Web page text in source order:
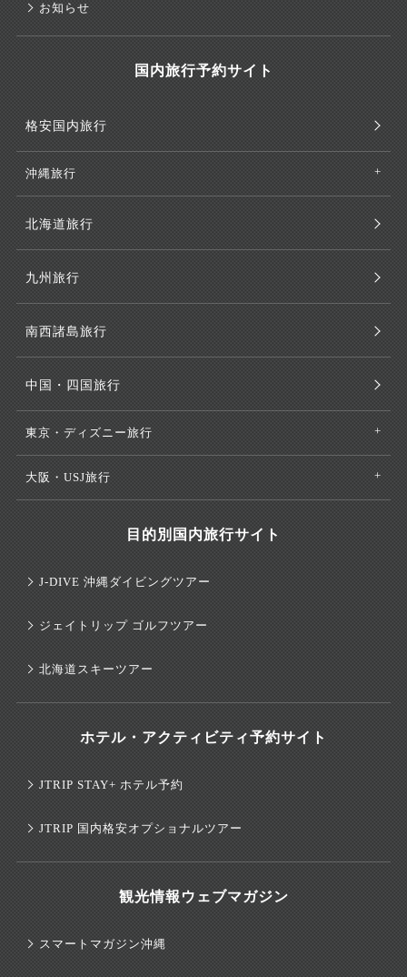
お知らせ
国内旅行予約サイト
格安国内旅行
沖縄旅行
北海道旅行
九州旅行
南西諸島旅行
中国・四国旅行
東京・ディズニー旅行
大阪・USJ旅行
目的別国内旅行サイト
J-DIVE 沖縄ダイビングツアー
ジェイトリップ ゴルフツアー
北海道スキーツアー
ホテル・アクティビティ予約サイト
JTRIP STAY+ ホテル予約
JTRIP 国内格安オプショナルツアー
観光情報ウェブマガジン
スマートマガジン沖縄